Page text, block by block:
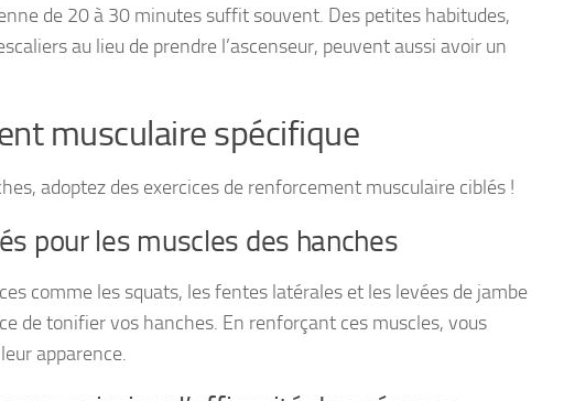
de 20 à 30 minutes suffit souvent. Des petites habitudes,
au lieu de prendre l’ascenseur, peuvent aussi avoir un
musculaire spécifique
adoptez des exercices de renforcement musculaire ciblés !
pour les muscles des hanches
comme les squats, les fentes latérales et les levées de jambe
de tonifier vos hanches. En renforçant ces muscles, vous
apparence.